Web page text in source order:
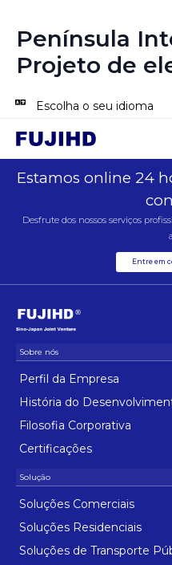
Península
Projeto de
Escolha o seu idioma
Estamos online 24
Desfrute dos nossos serviços
Entre em
Perfil da Empresa
História do
Filosofia Corporativa
Certificações
Soluções Comerciais
Soluções Residenciais
Soluções de Transporte